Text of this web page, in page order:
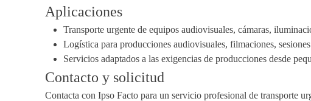
Aplicaciones
Transporte urgente de equipos audiovisuales, cámaras,
Logística para producciones audiovisuales, filmaciones,
Servicios adaptados a las exigencias de producciones desde
Contacto y solicitud
Contacta con Ipso Facto para un servicio profesional de transporte